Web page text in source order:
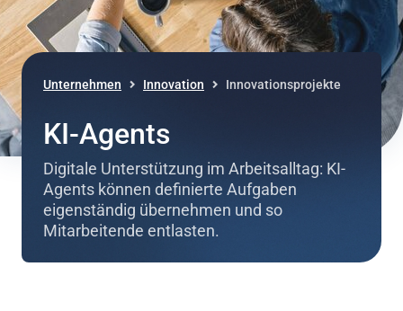
Unternehmen Innovation Innovationsprojekte
KI-Agents
Digitale Unterstützung im Arbeitsalltag: KI-
Agents können definierte Aufgaben
eigenständig übernehmen und so
Mitarbeitende entlasten.